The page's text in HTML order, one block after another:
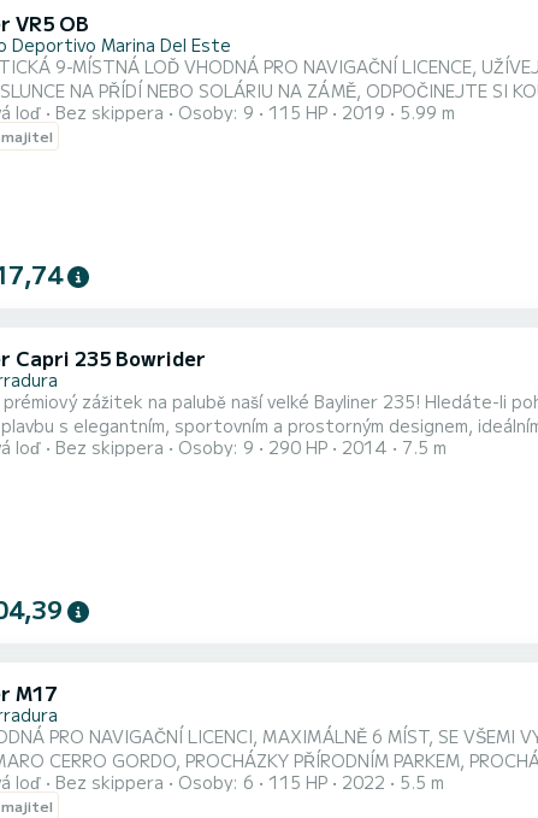
VR5 OB
Deportivo Marina Del Este
9-MÍSTNÁ LOĎ VHODNÁ PRO NAVIGAČNÍ LICENCE,
NA PŘÍDÍ NEBO SOLÁRIU NA ZÁMĚ, ODPOČINEJTE SI
loď
Bez skippera Osoby: 9 115 HP 2019 5.99 m
Capri 235 Bowrider
prémiový zážitek na palubě naší velké Bayliner 235! Hledáte-li
s elegantním, sportovním a prostorným designem,
útesů Maro-Cerro Gordo, kde objevíte nedotčené zátoky s
loď Bez skippera Osoby: 9 290 HP 2014 7.5 m
M17
PRO NAVIGAČNÍ LICENCI, MAXIMÁLNĚ 6 MÍST, SE VŠEMI
CERRO GORDO, PROCHÁZKY PŘÍRODNÍM PARKEM,
dle výběru (ROSCO NEBO LYŽE) *BLUETOOH MUSIC
loď Bez skippera Osoby: 6 115 HP 2022 5.5 m